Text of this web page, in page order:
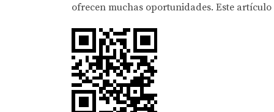
ofrecen muchas oportunidades. Este